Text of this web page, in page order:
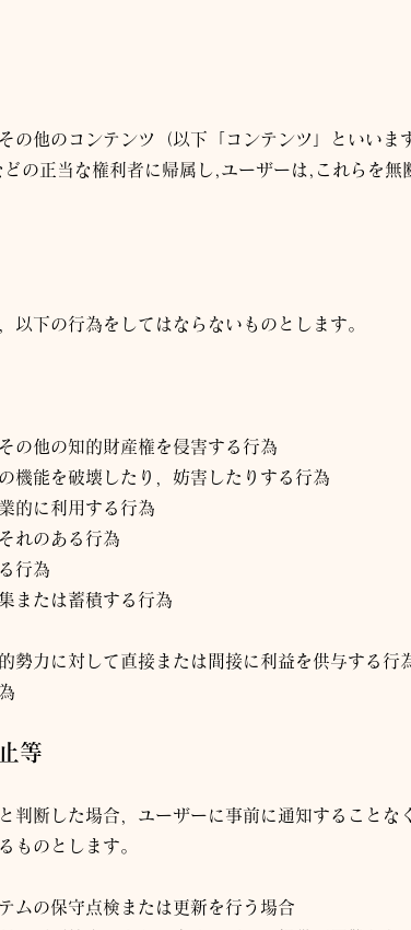
の他のコンテンツ（以下「コンテンツ」といいま
どの正当な権利者に帰属し,ユーザーは,これらを
以下の行為をしてはならないものとします。
の他の知的財産権を侵害する行為
機能を破壊したり，妨害したりする行為
的に利用する行為
れのある行為
行為
または蓄積する行為
勢力に対して直接または間接に利益を供与する行
等
判断した場合，ユーザーに事前に通知することな
ものとします。
ムの保守点検または更新を行う場合